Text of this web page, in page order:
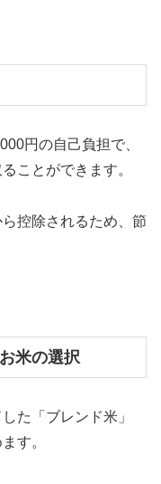
円の自己負担で、
ことができます。
控除されるため、節
米の選択
た「ブレンド米」
す。